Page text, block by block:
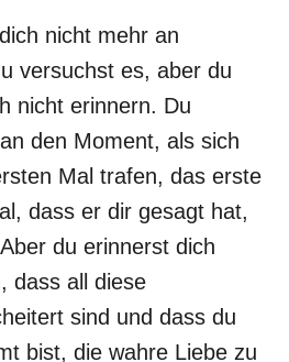
nicht mehr an
versuchst es, aber du
nicht erinnern. Du
den Moment, als sich
Mal trafen, das erste
dass er dir gesagt hat,
du erinnerst dich
dass all diese
sind und dass du
bist, die wahre Liebe zu